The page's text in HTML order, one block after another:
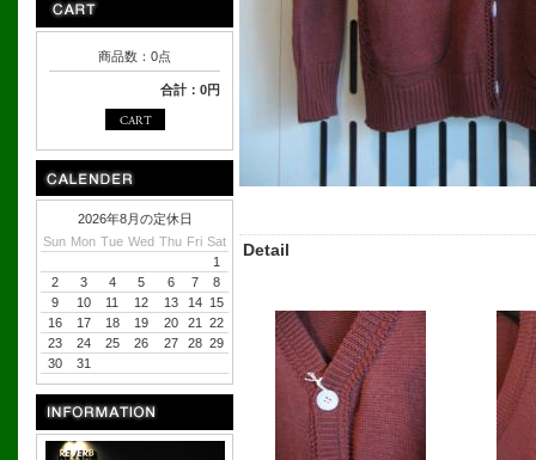
商品数：0点
合計：0円
2026年8月の定休日
Sun Mon Tue Wed Thu Fri Sat
1
2
3 4 5 6 7
8
9
10 11 12 13 14
15
16
17 18 19 20 21
22
23
24 25 26 27 28 29
30
31
Detail